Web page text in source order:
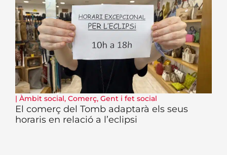
| Àmbit social, Comerç, Gent i fet social
El comerç del Tomb adaptarà els seus
horaris en relació a l’eclipsi